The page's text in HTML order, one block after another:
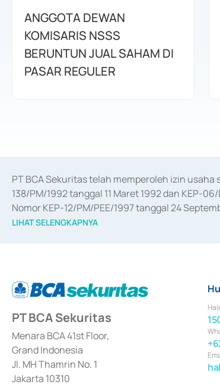
ANGGOTA DEWAN
KOMISARIS NSSS
BERUNTUN JUAL SAHAM DI
PASAR REGULER
PT BCA Sekuritas telah memperoleh izin
138/PM/1992 tanggal 11 Maret 1992 dan KEP-
Nomor KEP-12/PM/PEE/1997 tanggal 24
merger, akuisisi, divestasi, dan
LIHAT SELENGKAPNYA
PT BCA Sekuritas
Menara BCA 41st Floor,
Grand Indonesia
Jl. MH Thamrin No. 1
Jakarta 10310